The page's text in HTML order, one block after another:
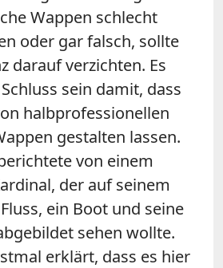
Wappen schlecht
oder gar falsch, sollte
darauf verzichten. Es
sein damit, dass
halbprofessionellen
gestalten lassen.
von einem
der auf seinem
ein Boot und seine
sehen wollte.
erklärt, dass es hier